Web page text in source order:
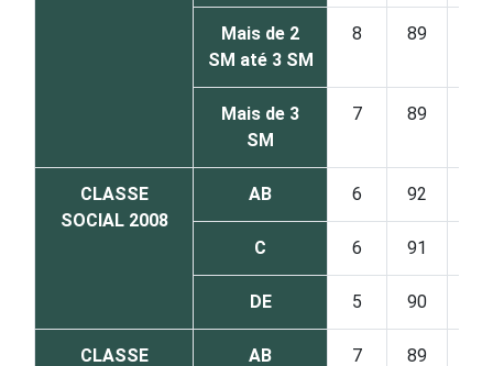
Mais de 2
SM até 3 SM
8 89
Mais de 3
SM
7 89
CLASSE
SOCIAL 2008
AB 6 92
C 6 91
DE 5 90
CLASSE AB 7 89